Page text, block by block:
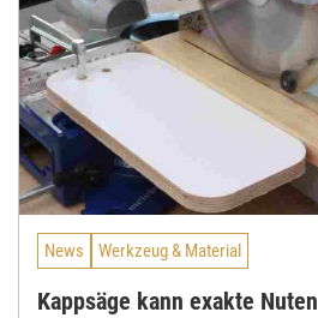
News Werkzeug & Material
Kappsäge kann exakte Nuten